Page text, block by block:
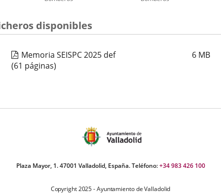
disponibles
Memoria SEISPC 2025 def 6 MB
(61 páginas)
Plaza Mayor, 1. 47001 Valladolid, España. Teléfono:+34 983 426 100
Copyright 2025 - Ayuntamiento de Valladolid